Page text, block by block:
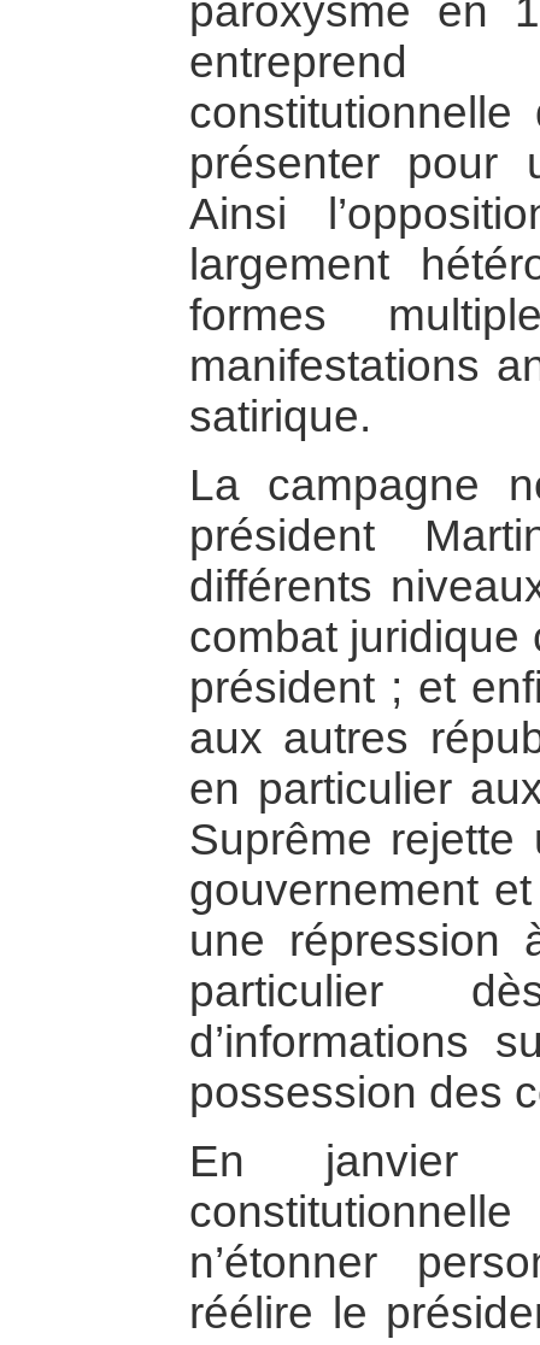
paroxysme en
présenter pour
Ainsi
largement
formes
manifestations
satirique.
La campagne
président
différents
combat juridique
président ; et
aux autres
en particulier
Suprême
gouvernement
une répression
particulier
d’informations
possession des
En janvier
n’étonner
réélire le